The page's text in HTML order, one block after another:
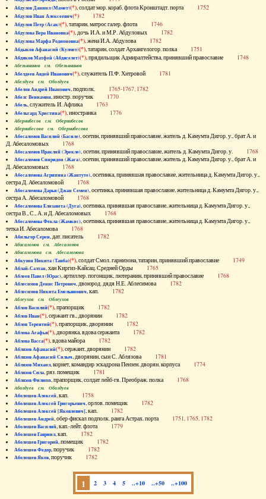
Абдулов Даниил (Мамет)(*), солдат мор. кораб. флота Кронштадт. порта 1752
Абдулов Иван Алексеевич(*) 1782
Абдулов Петр (Асак)(*), татарин, матрос галер. флота 1746
Абдулова Вера Ивановна(*), дочь И.А. и М.Р. Абдуловых 1782
Абдулова Марфа Родионовна(*), жена И.А. Абдулова 1782
Абдыков Афанасий (Кулмет)(*), татарин, солдат Архангелогор. полка 1751
Абдяков Матфей (Абдяселет)(*), прядильщик Адмиралтейства, принявший православие 1748
Абезьянинов см. Обезьянинов
Абелдеев Авдей Иванович(*), служитель П.Ф. Хитровой 1781
Абелдуев см. Оболдуев
Абелов Андрей Иванович, подполк. 1765-1767, 1782
Абелс Вениамин, иностр. поручик 1770
Абель, служитель И. Афлика 1763
Абельгард Христина(*), иностранка 1776
Абернибесов см. Обернибесов
Абернибесова см. Обернибесова
Абесаломов Василий (Басиле), осетин, принявший православие, житель д. Камумта Дигор. у., брат А. и
Д. Абесаломовых 1768
Абесаломов Ираклий (Эрекле), осетин, принявший православие, житель д. Камумта Дигор. у. 1768
Абесаломов Спиридон (Жага), осетин, принявший православие, житель д. Камумта Дигор. у., брат А. и
Д. Абесаломовых 1768
Абесаломова Агрипина (Жантуте), осетинка, принявшая православие, жительница д. Камумта Дигор. у.,
сестра Д. Абесаломовой 1768
Абесаломова Дарья (Джан Семен), осетинка, принявшая православие, жительница д. Камумта Дигор. у.,
сестра А. Абесаломовой 1768
Абесаломова Елизавета (Дуга), осетинка, принявшая православие, жительница д. Камумта Дигор. у.,
сестра В., С., А. и Д. Абесаломовых 1768
Абесаломова Фекла (Жамкис), осетинка, принявшая православие, жительница д. Камумта Дигор. у.,
тетка И. Абесаломова 1768
Абильгор Серен, дат. писатель 1782
Абисаломов см. Абесаломов
Абисаломова см. Абесаломова
Абкузин Никита (Танба)(*), солдат Смол. гарнизона, татарин, принявший православие 1749
Аблай-Салтан, хан Киргиз-Кайсац. Средней Орды 1765
Аблеев Павел (Юрас), артиллер. погонщик, лютеранин, принявший православие 1768
Аблесимов Денис Петрович, двоюрод. дядя Н.Е. Аблесимова 1782
Аблесимов Никита Емельянович, кап. 1782
Аблеухов см. Облеухов
Аблов Василий(*), прапорщик 1782
Аблов Иван(*), сержант гв., дворянин 1782
Аблов Терентий(*), прапорщик, дворянин 1782
Аблова Агафья(*), дворянка, вдова сержанта 1782
Аблова Васса(*), вдова майора 1782
Аблязов Афанасий(*), сержант, дворянин 1782
Аблязов Афанасий Силыч, дворянин, сын С. Аблязова 1781
Аблязов Михаил, корнет, командир эскадрона Пензен. дворян. корпуса 1774
Аблязов Сила, ряз. помещик 1781
Аблязов Филипп, прапорщик, солдат лейб-гв. Преображ. полка 1768
Аболдуев см. Оболдуев
Аболешев Алексей, кап. 1758
Аболешев Алексей Григорьевич, орлов. помещик 1782
Аболешев Алексей [Яковлевич], кап. 1782
Аболешев Андрей, обер-фискал подполк. ранга Астрах. порта 1751, 1765, 1782
Аболешев Василий, кап.-лейт. флота 1779
Аболешев Гавриил, кап. 1782
Аболешев Григорий, помещик 1782
Аболешев Федор, поручик 1782
Аболешев Яков, поручик 1782
1 2 3 4 5 ..+10 ..+50 ..+100